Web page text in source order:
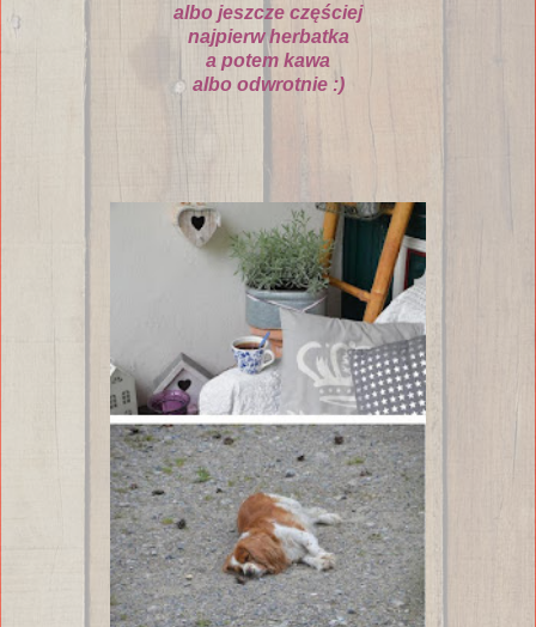
albo jeszcze częściej
najpierw herbatka
a potem kawa
albo odwrotnie :)